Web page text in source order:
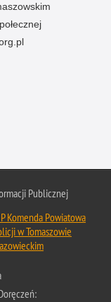
Publicznej
Komenda Powiatowa
w Tomaszowie